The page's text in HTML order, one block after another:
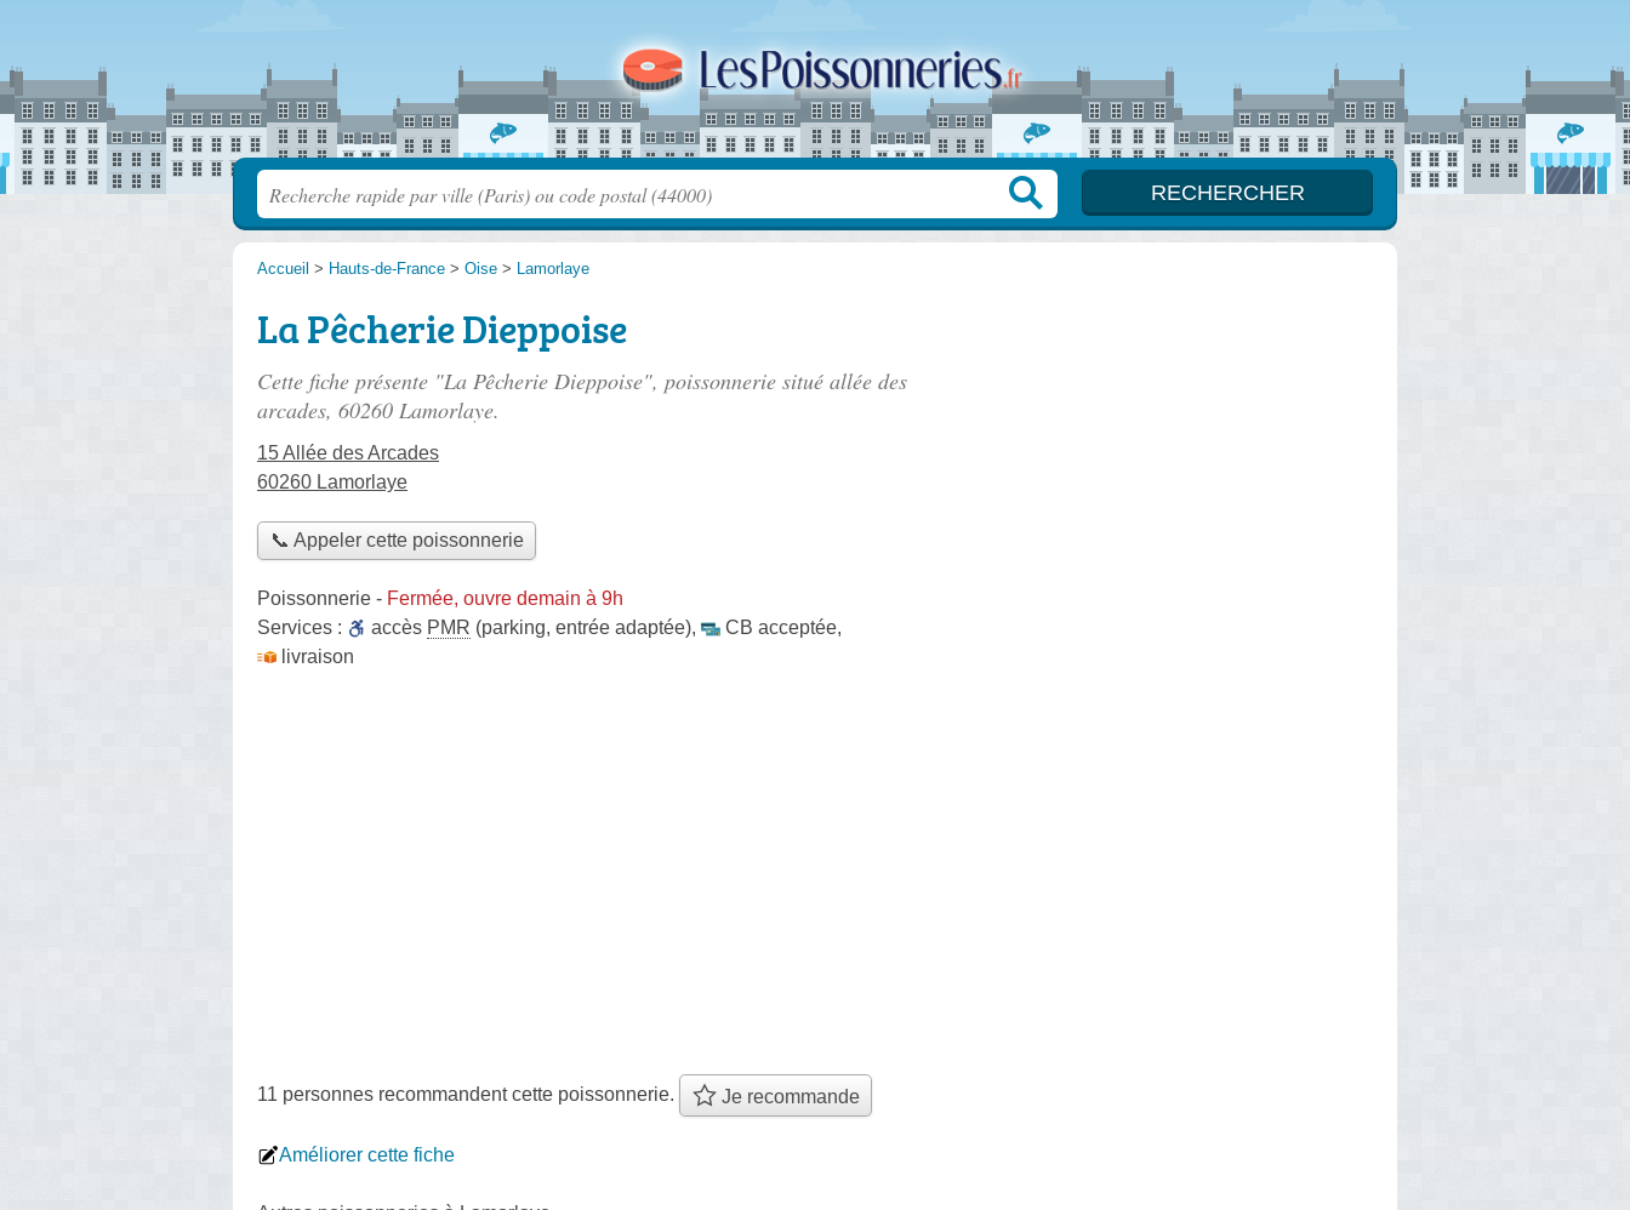
Accueil > Hauts-de-France > Oise > Lamorlaye
La Pêcherie Dieppoise
Cette fiche présente "La Pêcherie Dieppoise", poissonnerie situé allée des
arcades, 60260 Lamorlaye.
15 Allée des Arcades
60260 Lamorlaye
📞 Appeler cette poissonnerie
Poissonnerie - Fermée, ouvre demain à 9h
Services :
accès PMR (parking, entrée adaptée), CB acceptée,
livraison
11 personnes recommandentcette poissonnerie. Je recommande
Améliorer cette fiche